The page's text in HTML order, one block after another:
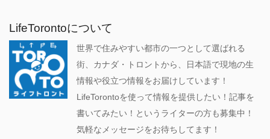
LifeTorontoについて
世界で住みやすい都市の一つとして選ばれる
街、カナダ・トロントから、日本語で現地の生
情報や役立つ情報をお届けしています！
LifeTorontoを使って情報を提供したい！記事を
書いてみたい！というライターの方も募集中！
気軽なメッセージをお待ちしてます！